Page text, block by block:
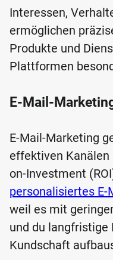
Interessen,
ermöglichen
Produkte und
Plattformen
E-Mail-
E-Mail-Marketing
effektiven
on-Investment
personalisiertes E-
weil es mit
und du langfristige
Kundschaft